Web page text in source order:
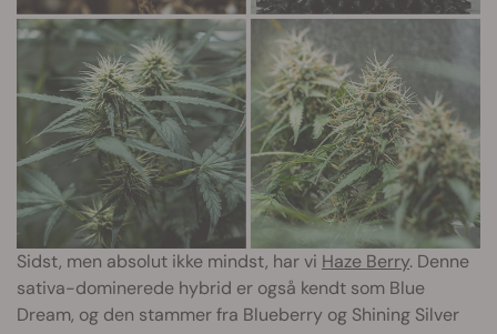
Sidst, men absolut ikke mindst, har vi Haze Berry. Denne
sativa-dominerede hybrid er også kendt som Blue
Dream, og den stammer fra Blueberry og Shining Silver